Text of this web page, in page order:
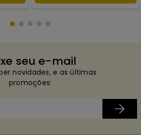
seu e-mail
novidades, e as últimas
promoções: